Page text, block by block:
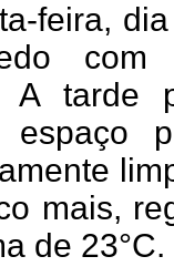
feira,
com
A tarde
espaço
mais,
de 23°C.